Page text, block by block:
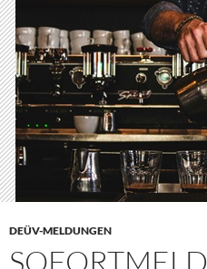
DEÜV-MELDUNGEN